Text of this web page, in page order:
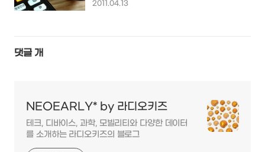
2011.04.13
댓글 개
NEOEARLY* by 라디오키즈
테크, 디바이스, 과학, 모빌리티와 다양한 데이터
를 소개하는 라디오키즈의 블로그